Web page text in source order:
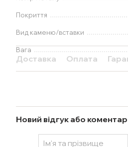
Покриття
Вид каменю/вставки
Вага
Доставка Оплата
Новий відгук або коментар